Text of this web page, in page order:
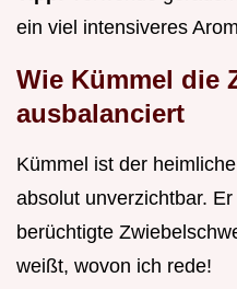
ein viel intensiveres
Wie Kümmel die
ausbalanciert
Kümmel ist der
absolut unverzichtbar.
berüchtigte
weißt, wovon ich rede!